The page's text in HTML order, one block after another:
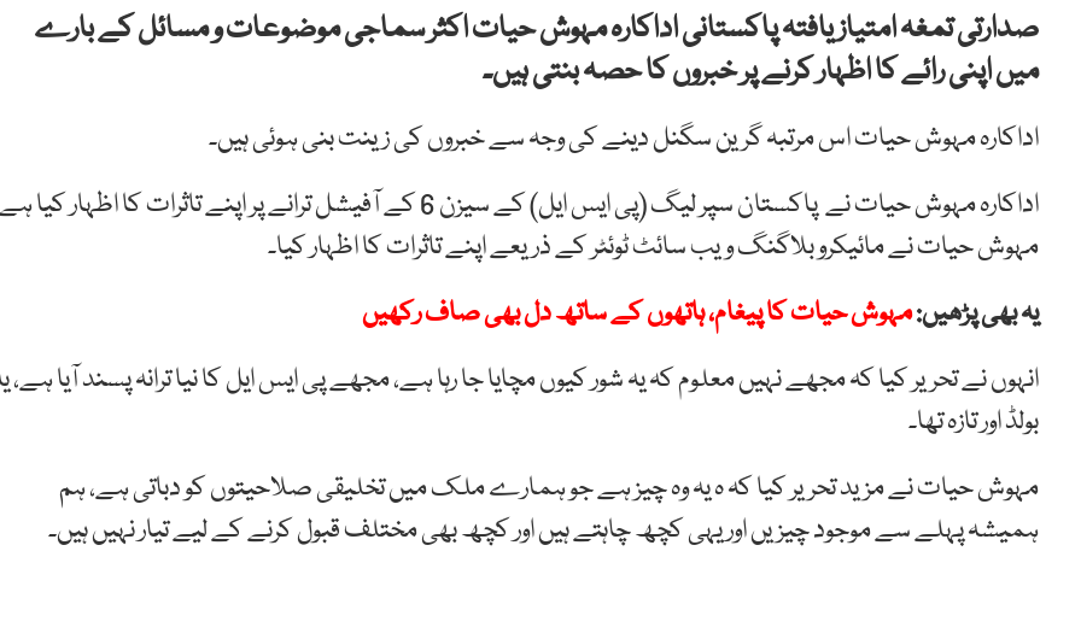
صدارتی تمغہ امتیاز یافتہ پاکستانی اداکارہ مہوش حیات اکثر سماجی موضوعات و مسائل کے بارے
میں اپنی رائے کا اظہار کرنے پر خبروں کا حصہ بنتی ہیں۔
اداکارہ مہوش حیات اس مرتبہ گرین سگنل دینے کی وجہ سے خبروں کی زینت بنی ہوئی ہیں۔
اداکارہ مہوش حیات نے پاکستان سپر لیگ (پی ایس ایل) کے سیزن 6 کے آفیشل ترانے پر اپنے تاثرات کا اظہار
مہوش حیات نے مائیکرو بلاگنگ ویب سائٹ ٹوئٹر کے ذریعے اپنے تاثرات کا اظہار کیا۔
یہ بھی پڑھیں:مہوش حیات کا پیغام، ہاتھوں کے ساتھ دل بھی صاف رکھیں
انہوں نے تحریر کیا کہ مجھے نہیں معلوم کہ یہ شور کیوں مچایا جا رہا ہے، مجھے پی ایس ایل کا نیا ترانہ پسند آیا ہے،
بولڈ اور تازہ تھا۔
مہوش حیات نے مزید تحریر کیا کہ ہ یہ وہ چیز ہے جو ہمارے ملک میں تخلیقی صلاحیتوں کو دباتی ہے، ہم
ہمیشہ پہلے سے موجود چیزیں اور یہی کچھ چاہتے ہیں اور کچھ بھی مختلف قبول کرنے کے لیے تیار نہیں ہیں۔